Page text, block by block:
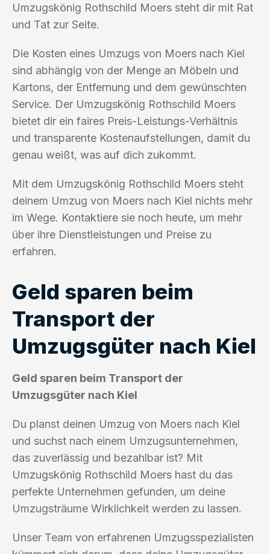
Umzugskönig Rothschild Moers steht dir mit Rat
und Tat zur Seite.
Die Kosten eines Umzugs von Moers nach Kiel
sind abhängig von der Menge an Möbeln und
Kartons, der Entfernung und dem gewünschten
Service. Der Umzugskönig Rothschild Moers
bietet dir ein faires Preis-Leistungs-Verhältnis
und transparente Kostenaufstellungen, damit du
genau weißt, was auf dich zukommt.
Mit dem Umzugskönig Rothschild Moers steht
deinem Umzug von Moers nach Kiel nichts mehr
im Wege. Kontaktiere sie noch heute, um mehr
über ihre Dienstleistungen und Preise zu
erfahren.
Geld sparen beim
Transport der
Umzugsgüter nach Kiel
Geld sparen beim Transport der
Umzugsgüter nach Kiel
Du planst deinen Umzug von Moers nach Kiel
und suchst nach einem Umzugsunternehmen,
das zuverlässig und bezahlbar ist? Mit
Umzugskönig Rothschild Moers hast du das
perfekte Unternehmen gefunden, um deine
Umzugsträume Wirklichkeit werden zu lassen.
Unser Team von erfahrenen Umzugsspezialisten